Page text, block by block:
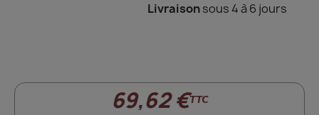
Livraisonsous 4 à 6 jours
69,62 €TTC